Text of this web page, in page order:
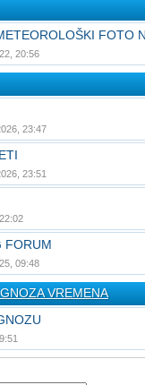
FOTO
20:56
23:47
23:51
FORUM
09:48
VREMENA